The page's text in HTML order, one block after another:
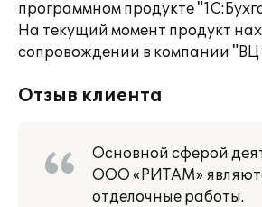
программном продукте
На текущий момент продукт
сопровождении в компании
Отзыв клиента
Основной сферой
ООО «РИТАМ»
отделочные работы.